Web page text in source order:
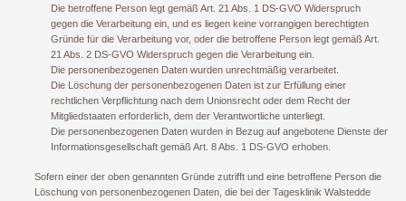
Die betroffene Person legt gemäß Art. 21 Abs. 1 DS-GVO Widerspruch
gegen die Verarbeitung ein, und es liegen keine vorrangigen berechtigten
Gründe für die Verarbeitung vor, oder die betroffene Person legt gemäß Art.
21 Abs. 2 DS-GVO Widerspruch gegen die Verarbeitung ein.
Die personenbezogenen Daten wurden unrechtmäßig verarbeitet.
Die Löschung der personenbezogenen Daten ist zur Erfüllung einer
rechtlichen Verpflichtung nach dem Unionsrecht oder dem Recht der
Mitgliedstaaten erforderlich, dem der Verantwortliche unterliegt.
Die personenbezogenen Daten wurden in Bezug auf angebotene Dienste der
Informationsgesellschaft gemäß Art. 8 Abs. 1 DS-GVO erhoben.
Sofern einer der oben genannten Gründe zutrifft und eine betroffene Person die
Löschung von personenbezogenen Daten, die bei der Tagesklinik Walstedde